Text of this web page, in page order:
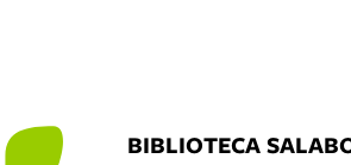
BIBLIOTECA